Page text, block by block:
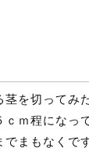
茎を切ってみ
ｃｍ程になっ
でまもなくです